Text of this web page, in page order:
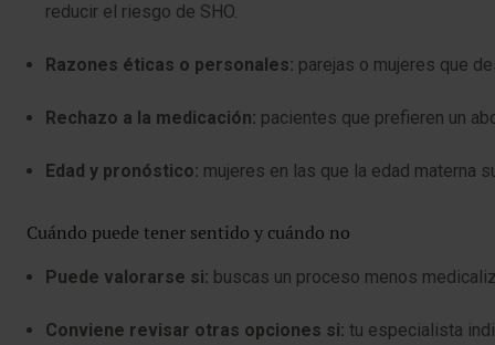
reducir el riesgo de SHO.
Razones éticas o personales: parejas o mujeres que
Rechazo a la medicación: pacientes que prefieren un
Edad y pronóstico: mujeres en las que la edad materna
Cuándo puede tener sentido y cuándo no
Puede valorarse si: buscas un proceso menos
Conviene revisar otras opciones si: tu especialista